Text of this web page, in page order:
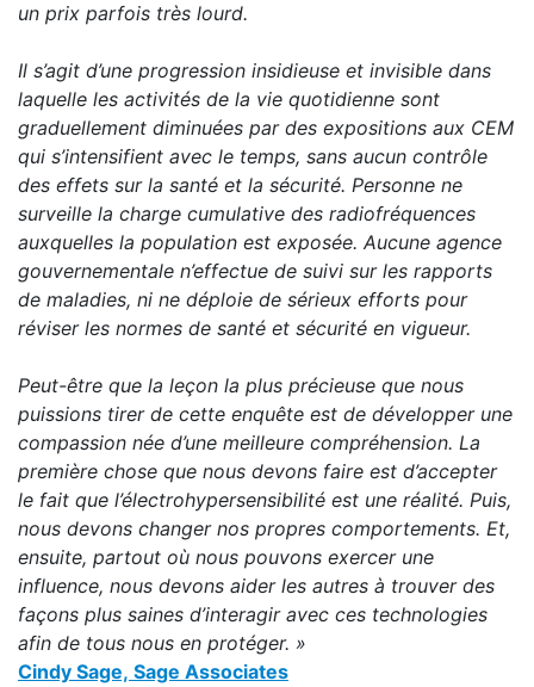
un prix parfois très lourd.
Il s’agit d’une progression insidieuse et invisible dans
laquelle les activités de la vie quotidienne sont
graduellement diminuées par des expositions aux CEM
qui s’intensifient avec le temps, sans aucun contrôle
des effets sur la santé et la sécurité. Personne ne
surveille la charge cumulative des radiofréquences
auxquelles la population est exposée. Aucune agence
gouvernementale n’effectue de suivi sur les rapports
de maladies, ni ne déploie de sérieux efforts pour
réviser les normes de santé et sécurité en vigueur.
Peut-être que la leçon la plus précieuse que nous
puissions tirer de cette enquête est de développer une
compassion née d’une meilleure compréhension. La
première chose que nous devons faire est d’accepter
le fait que l’électrohypersensibilité est une réalité. Puis,
nous devons changer nos propres comportements. Et,
ensuite, partout où nous pouvons exercer une
influence, nous devons aider les autres à trouver des
façons plus saines d’interagir avec ces technologies
afin de tous nous en protéger. »
Cindy Sage, Sage Associates